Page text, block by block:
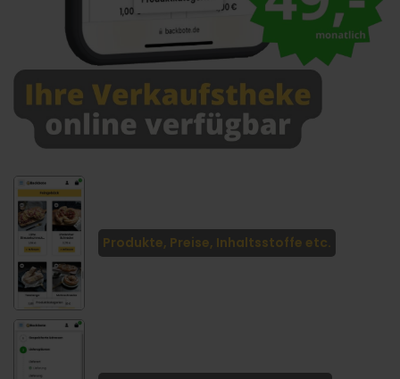
Produkte, Preise, Inhaltsstoffe etc.